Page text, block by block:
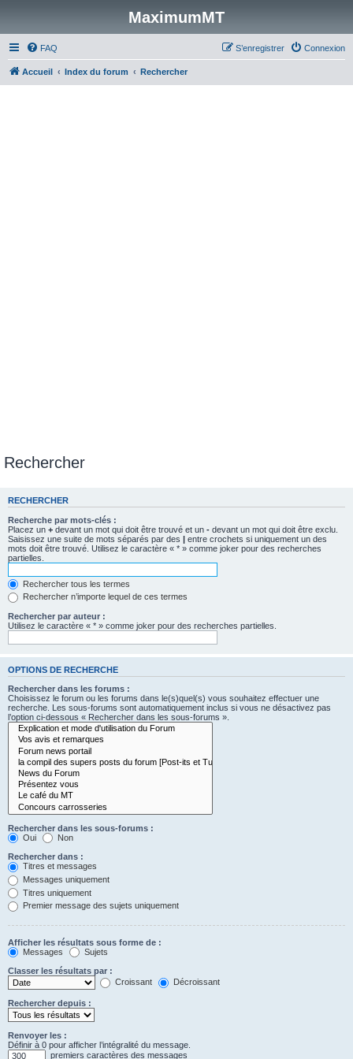
MaximumMT
FAQ Connexion
S’enregistrer
Accueil Index du forum Rechercher
Rechercher
RECHERCHER
Recherche par mots-clés :
Placez un + devant un mot qui doit être trouvé et un - devant un mot qui doit être exclu.
Saisissez une suite de mots séparés par des | entre crochets si uniquement un des
mots doit être trouvé. Utilisez le caractère « * » comme joker pour des recherches
partielles.
Rechercher tous les termes
Rechercher n’importe lequel de ces termes
Rechercher par auteur :
Utilisez le caractère « * » comme joker pour des recherches partielles.
OPTIONS DE RECHERCHE
Rechercher dans les forums :
Choisissez le forum ou les forums dans le(s)quel(s) vous souhaitez effectuer une
recherche. Les sous-forums sont automatiquement inclus si vous ne désactivez pas
l’option ci-dessous « Rechercher dans les sous-forums ».
Rechercher dans les sous-forums :
Oui
Non
Rechercher dans :
Titres et messages
Messages uniquement
Titres uniquement
Premier message des sujets uniquement
Afficher les résultats sous forme de :
Messages
Sujets
Classer les résultats par :
Croissant
Décroissant
Rechercher depuis :
Renvoyer les :
Définir à 0 pour afficher l’intégralité du message.
premiers caractères des messages